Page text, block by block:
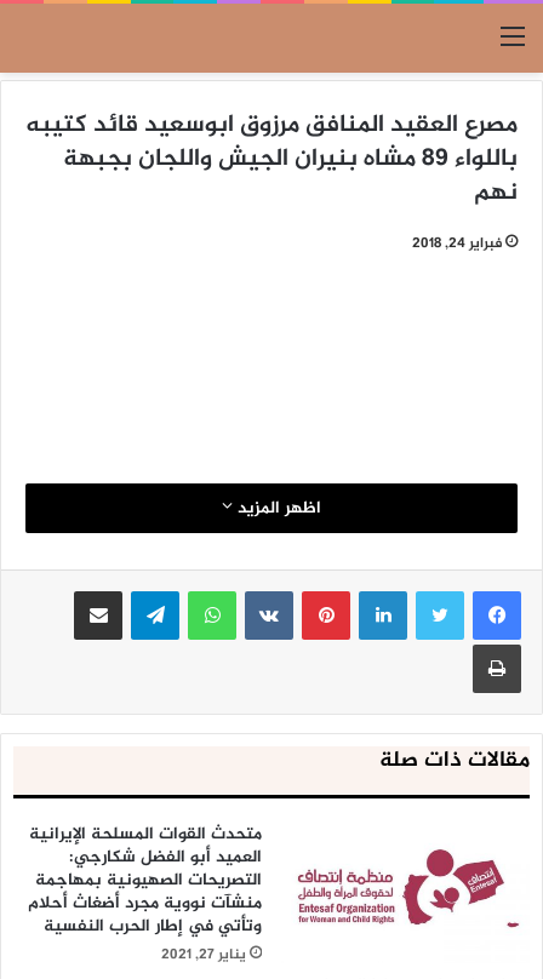
القائمة
مصرع العقيد المنافق مرزوق ابوسعيد قائد كتيبه
باللواء 89 مشاه بنيران الجيش واللجان بجبهة
نهم
فبراير 24, 2018
اظهر المزيد
لينكدإنبينتيريست واتساب تيلقرام مشاركة عبر البريد
طباعة
مقالات ذات صلة
متحدث القوات المسلحة الإيرانية
العميد أبو الفضل شكارجي:
التصريحات الصهيونية بمهاجمة
منشآت نووية مجرد أضغاث أحلام
وتأتي في إطار الحرب النفسية
يناير 27, 2021